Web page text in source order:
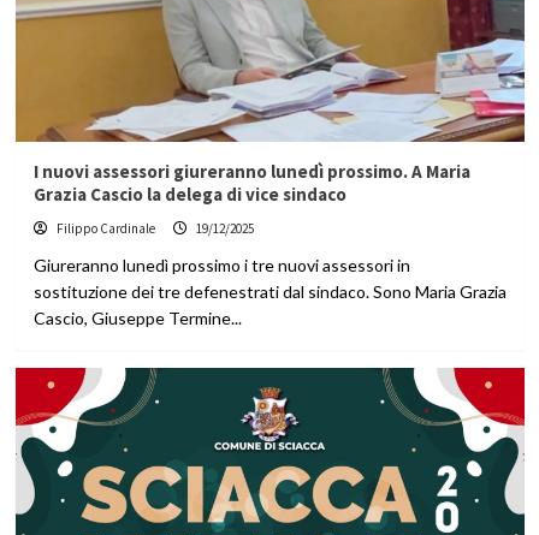
I nuovi assessori giureranno lunedì prossimo. A Maria
Grazia Cascio la delega di vice sindaco
Filippo Cardinale 19/12/2025
Giureranno lunedì prossimo i tre nuovi assessori in
sostituzione dei tre defenestrati dal sindaco. Sono Maria Grazia
Cascio, Giuseppe Termine...